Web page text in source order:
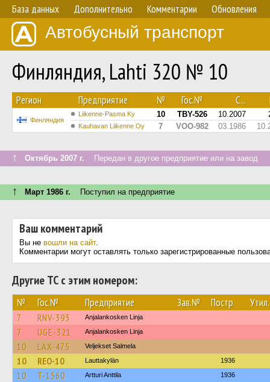
База данных Дополнительно Комментарии Обновления
Автобусный транспорт
Финляндия, Lahti 320 № 10
Регион Предприятие № Гос.№ С...
Финляндия
Liikenne-Pasma Ky 10 TBY-526 10.2007
Kauhavan Liikenne Oy 7 VOO-982 03.1986
↑ Октябрь 2007 г. Передан в другое предприятие или на завод
↑ Март 1986 г. Поступил на предприятие
Ваш комментарий
Вы не вошли на сайт.
Комментарии могут оставлять только зарегистрированные
Другие ТС с этим номером:
№ Гос.№ Предприятие Зав.№ Постр. Утил.
7 RNV-393 Anjalankosken Linja
7 UGE-321 Anjalankosken Linja
10 LAX-475 Veljekset Salmela
10 REO-10 Lauttakylän 1936
10 T-1560 Artturi Anttila 1936